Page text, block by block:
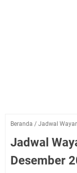
Beranda / Jadwal
Jadwal
Desember